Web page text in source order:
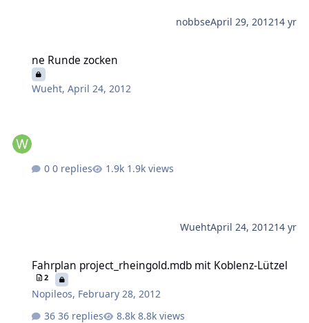
nobbseApril 29, 201214 yr
ne Runde zocken
Wueht,April 24, 2012
0 replies 1.9k views
WuehtApril 24, 201214 yr
Fahrplan project_rheingold.mdb mit Koblenz-Lützel
2
Nopileos, February 28, 2012
36 replies
8.8k views